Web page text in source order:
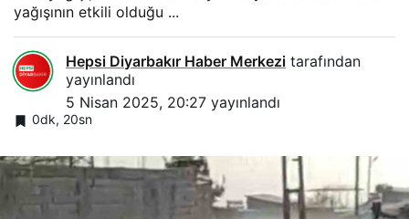
yağışının etkili olduğu ...
Hepsi Diyarbakır Haber Merkezi tarafından
yayınlandı
5 Nisan 2025, 20:27 yayınlandı
0dk, 20sn